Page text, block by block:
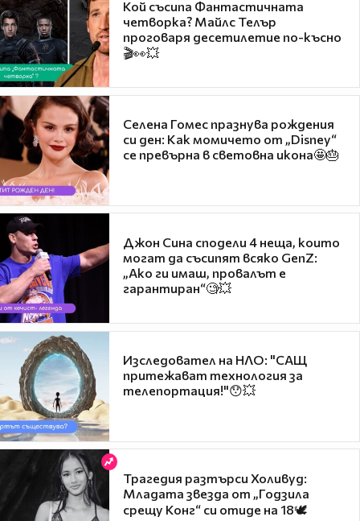
Кой съсипа Фантастичната
четворка? Майлс Телър
проговаря десетилетие по-късно
🎬👀💥
Селена Гомес празнува рождения
си ден: Как момичето от „Disney“
се превърна в световна икона🤩🎂
Джон Сина сподели 4 неща, които
могат да съсипят всяко GenZ:
„Ако ги имаш, провалът е
гарантиран“🧐💥
Изследовател на НЛО: "САЩ
притежават технология за
телепортация!"😯💥
Трагедия разтърси Холивуд:
Младата звезда от „Годзила
срещу Конг“ си отиде на 18🕊️